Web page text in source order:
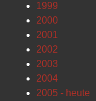
1999
2000
2001
2002
2003
2004
2005 - heute